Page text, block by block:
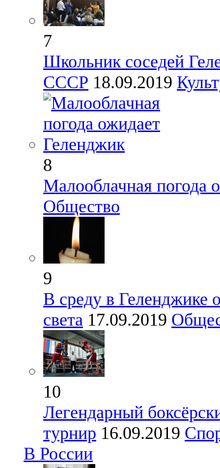
7
Школьник соседей
СССР 18.09.2019
8
Малооблачная погода
Общество
9
В среду в Геленджике
света 17.09.2019
10
Легендарный
турнир 16.09.2019
В России